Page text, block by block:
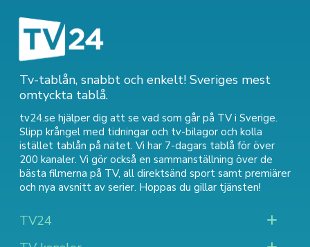
Tv-tablån, snabbt och enkelt! Sveriges mest
omtyckta tablå.
tv24.se hjälper dig att se vad som går på TV i Sverige.
Slipp krångel med tidningar och tv-bilagor och kolla
istället tablån på nätet. Vi har 7-dagars tablå för över
200 kanaler. Vi gör också en sammanställning över de
bästa filmerna på TV, all direktsänd sport samt premiärer
och nya avsnitt av serier. Hoppas du gillar tjänsten!
TV24